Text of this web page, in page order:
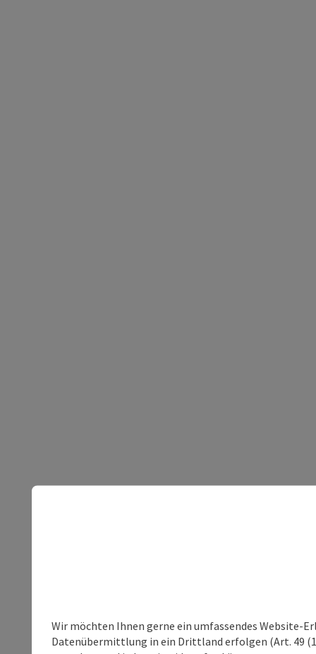
Wir möchten Ihnen gerne ein umfassendes Website-
Datenübermittlung in ein Drittland erfolgen (Art. 49